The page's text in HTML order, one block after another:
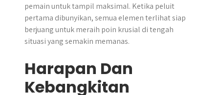
pemain untuk tampil maksimal. Ketika peluit
pertama dibunyikan, semua elemen terlihat siap
berjuang untuk meraih poin krusial di tengah
situasi yang semakin memanas.
Harapan Dan
Kebangkitan